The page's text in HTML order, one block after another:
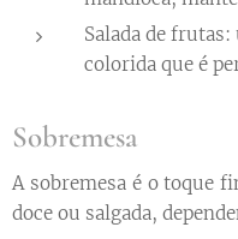
Salada de
colorida que é
Sobremesa
A sobremesa é o toque
doce ou salgada,